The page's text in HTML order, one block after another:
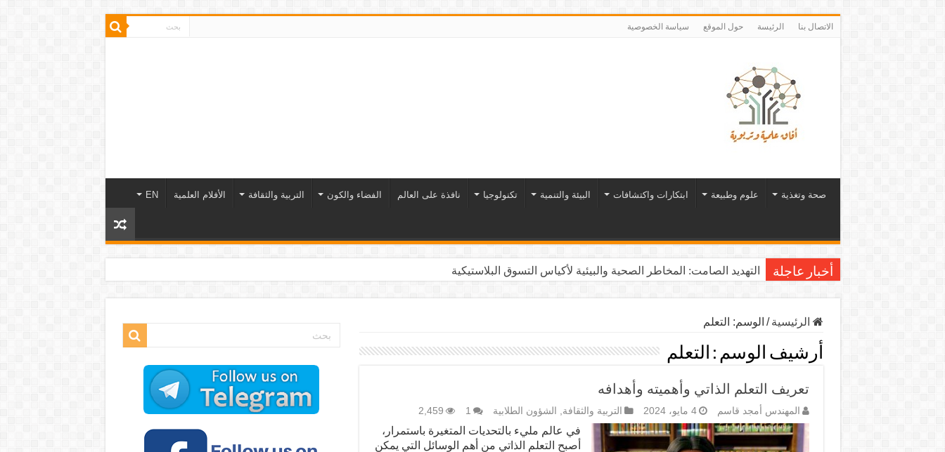
الاتصال بنا الرئيسة حول الموقع سياسة الخصوصية
صحة وتغذية علوم وطبيعة ابتكارات واكتشافات البيئة والتنمية تكنولوجيا نافذة على العالم الفضاء والكون التربية والثقافة الأفلام العلمية EN
أخبار عاجلة التهديد الصامت: المخاطر الصحية والبيئية لأكياس التسوق البلاستيكية
الرئيسية / الوسم: التعلم
أرشيف الوسم : التعلم
تعريف التعلم الذاتي وأهميته وأهدافه
المهندس أمجد قاسم 4 مايو، 2024 التربية والثقافة, الشؤون الطلابية 1
2,459
في عالم مليء بالتحديات المتغيرة باستمرار،
أصبح التعلم الذاتي من أهم الوسائل التي يمكن